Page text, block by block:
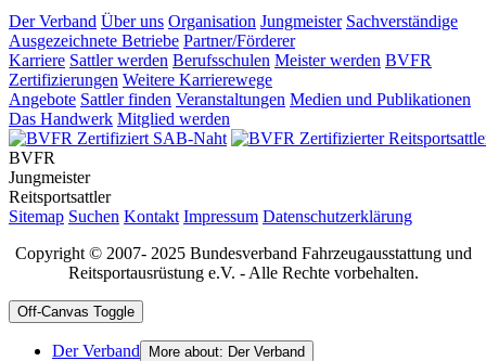
Der Verband Über uns Organisation Jungmeister Sachverständige
Ausgezeichnete Betriebe Partner/Förderer
Karriere Sattler werden Berufsschulen Meister werden BVFR
Zertifizierungen Weitere Karrierewege
Angebote Sattler finden Veranstaltungen Medien und Publikationen
Das Handwerk Mitglied werden
BVFR
Jungmeister
Reitsportsattler
Sitemap Suchen Kontakt Impressum Datenschutzerklärung
Copyright © 2007- 2025 Bundesverband Fahrzeugausstattung und
Reitsportausrüstung e.V. - Alle Rechte vorbehalten.
Off-Canvas Toggle
Der Verband More about: Der Verband